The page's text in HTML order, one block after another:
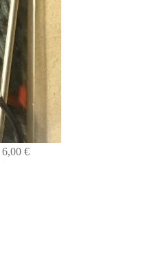
6,00 €